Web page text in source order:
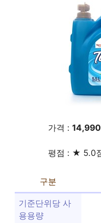
가격 :
평점 : ★ 5.0
구분
기준단위당 사
용용량